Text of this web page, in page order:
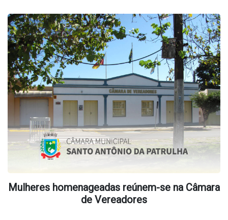
Mulheres homenageadas reúnem-se na Câmara
de Vereadores